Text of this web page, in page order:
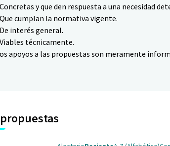
y que den respuesta a una necesidad
cumplan la normativa vigente.
interés general.
técnicamente.
apoyos a las propuestas son meramente